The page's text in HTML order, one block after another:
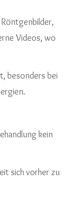
Videos, wo
besonders bei
kein
sich vorher zu